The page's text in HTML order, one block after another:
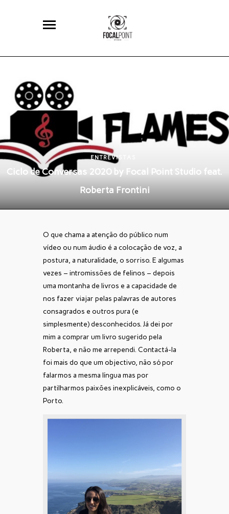
ENTREVISTAS
Ciclo de Conversas 2020 by Focal Point Studio feat.
Roberta Frontini
O que chama a atenção do público num
vídeo ou num áudio é a colocação de voz, a
postura, a naturalidade, o sorriso. E algumas
vezes – intromissões de felinos – depois
uma montanha de livros e a capacidade de
nos fazer viajar pelas palavras de autores
consagrados e outros pura (e
simplesmente) desconhecidos. Já dei por
mim a comprar um livro sugerido pela
Roberta, e não me arrependi. Contactá-la
foi mais do que um objectivo, não só por
falarmos a mesma língua mas por
partilharmos paixões inexplicáveis, como o
Porto.